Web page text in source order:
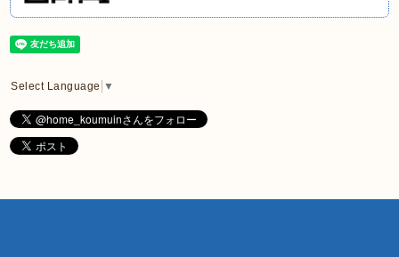
Select Language ▼